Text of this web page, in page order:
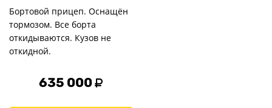
Бортовой прицеп. Оснащён
тормозом. Все борта
откидываются. Кузов не
откидной.
635 000